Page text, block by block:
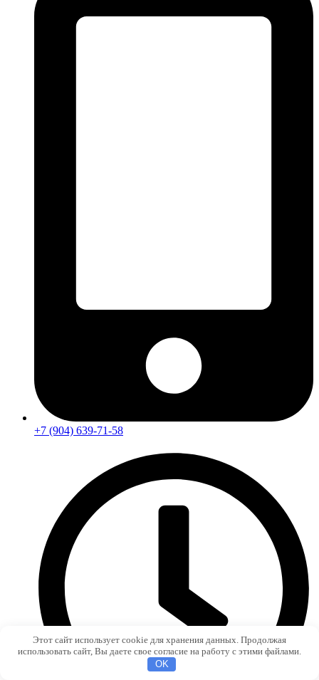
+7 (904) 639-71-58
Этот сайт использует cookie для хранения данных. Продолжая
использовать сайт, Вы даете свое согласие на работу с этими файлами.
OK